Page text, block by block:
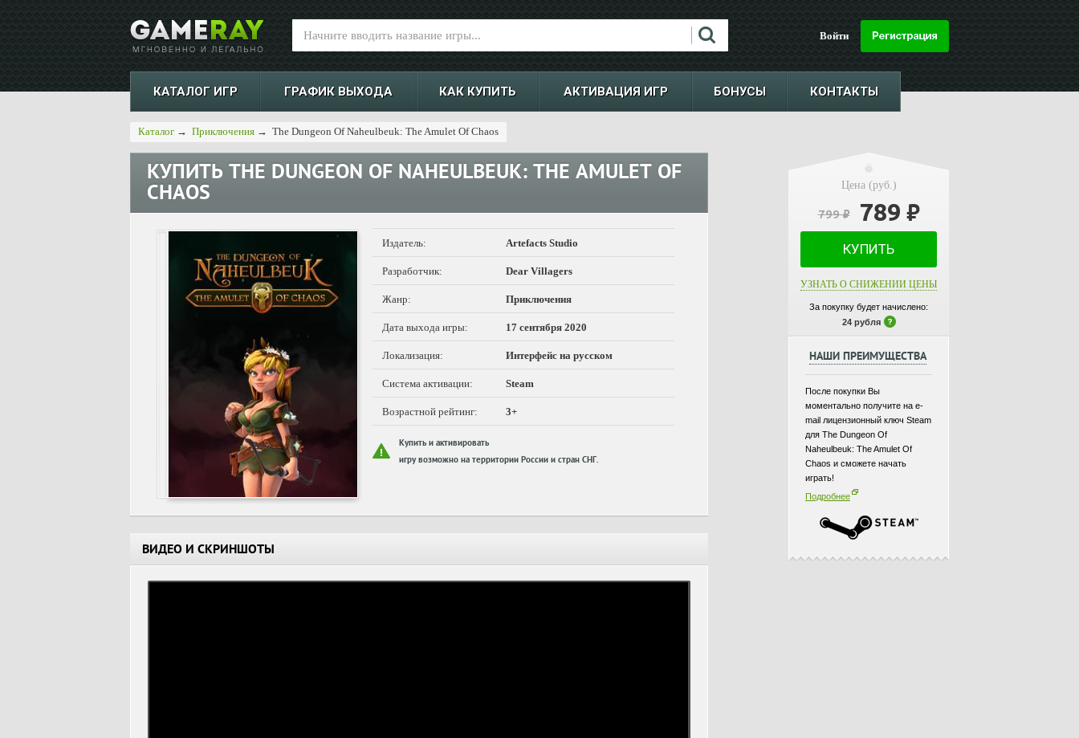
Войти
КАТАЛОГ ИГР ГРАФИК ВЫХОДА КАК КУПИТЬ АКТИВАЦИЯ ИГР БОНУСЫ КОНТАКТЫ
Каталог → Приключения → The Dungeon Of Naheulbeuk: The Amulet Of Chaos
КУПИТЬ THE DUNGEON OF NAHEULBEUK: THE AMULET OF
CHAOS
Издатель: Artefacts Studio
Разработчик: Dear Villagers
Жанр: Приключения
Дата выхода игры: 17 сентября 2020
Локализация: Интерфейс на русском
Система активации: Steam
Возрастной рейтинг: 3+
Купить и активировать
игру возможно на территории России и стран СНГ.
ВИДЕО И СКРИНШОТЫ
Цена (руб.)
799₽ 789 ₽
КУПИТЬ
УЗНАТЬ О СНИЖЕНИИ ЦЕНЫ
За покупку будет начислено:
24 рубля
НАШИ ПРЕИМУЩЕСТВА
После покупки Вы
моментально получите на e-
mail лицензионный ключ Steam
для The Dungeon Of
Naheulbeuk: The Amulet Of
Chaos и сможете начать
играть!
Подробнее